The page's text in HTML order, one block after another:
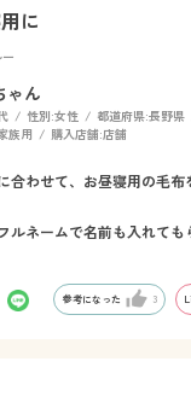
に
ゃん
性別:女性 都道府県:長野県
族用 購入店舗:店舗
合わせて、お昼寝用の毛布
ルネームで名前も入れても
参考になった 3